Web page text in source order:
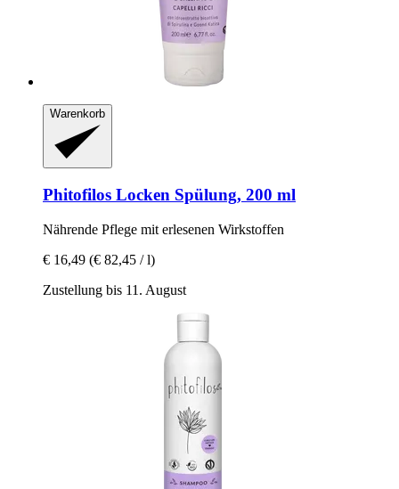
Warenkorb
Phitofilos Locken Spülung, 200 ml
Nährende Pflege mit erlesenen Wirkstoffen
€ 16,49 (€ 82,45 / l)
Zustellung bis 11. August